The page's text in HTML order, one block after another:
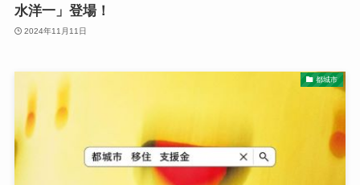
水洋一」登場！
2024年11月11日
都城市